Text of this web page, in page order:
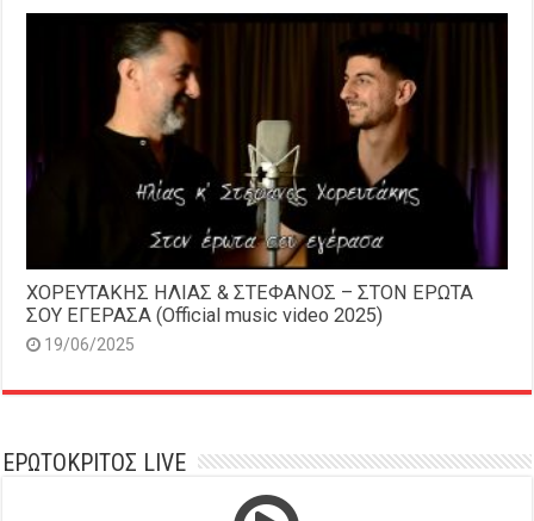
ΧΟΡΕΥΤΑΚΗΣ ΗΛΙΑΣ & ΣΤΕΦΑΝΟΣ – ΣΤΟΝ ΕΡΩΤΑ
ΣΟΥ ΕΓΕΡΑΣΑ (Official music video 2025)
19/06/2025
ΕΡΩΤΟΚΡΙΤΟΣ LIVE